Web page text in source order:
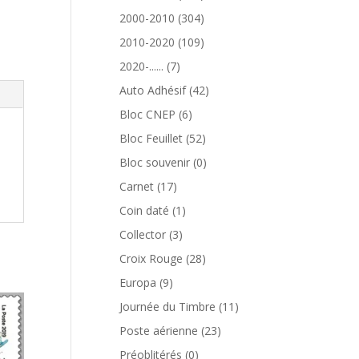
produits
2000-2010 304304
produits
2010-2020 109109
2020-...... 77
produits
Auto Adhésif 4242
Bloc CNEP 66
produits
Bloc Feuillet 5252
produits
Bloc souvenir 00
Carnet 1717
produits
Coin daté 1 1
Collector 33
produits
Croix Rouge 2828
Europa 99
produits
Journée du Timbre 11 11
Poste aérienne 2323
Préoblitérés 00